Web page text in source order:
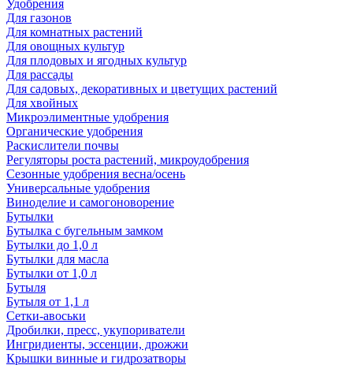
Удобрения
Для газонов
Для комнатных растений
Для овощных культур
Для плодовых и ягодных культур
Для рассады
Для садовых, декоративных и цветущих растений
Для хвойных
Микроэлиментные удобрения
Органические удобрения
Раскислители почвы
Регуляторы роста растений, микроудобрения
Сезонные удобрения весна/осень
Универсальные удобрения
Виноделие и самогоноворение
Бутылки
Бутылка с бугельным замком
Бутылки до 1,0 л
Бутылки для масла
Бутылки от 1,0 л
Бутыля
Бутыля от 1,1 л
Сетки-авоськи
Дробилки, пресс, укупориватели
Ингридиенты, эссенции, дрожжи
Крышки винные и гидрозатворы